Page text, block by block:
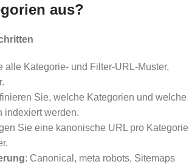
aus?
alle Kategorie- und Filter-URL-Muster,
Sie, welche Kategorien und welche
indexiert werden.
Sie eine kanonische URL pro Kategorie
: Canonical, meta robots, Sitemaps